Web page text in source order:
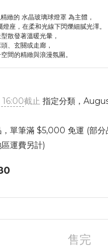
緻的 水晶玻璃球燈罩 為主體，
座，在柔和光線下閃爍細膩光澤。
散發著溫暖光暈，
、玄關或走廊，
間的精緻與浪漫氛圍。
截止 指定分類，
單筆滿 $5,000 免運 (部分
運費另計)
售完